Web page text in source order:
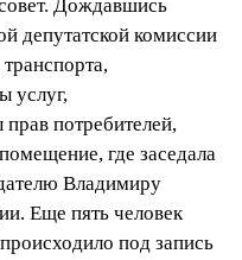
Дождавшись
депутатской комиссии
услуг,
потребителей,
где заседала
Владимиру
Еще пять человек
под запись